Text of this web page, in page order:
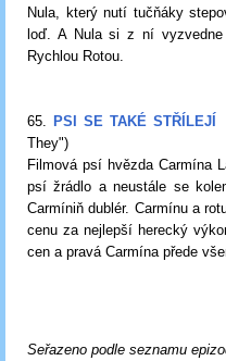
Nula, který nutí tučňáky
loď. A Nula si z ní
Rychlou Rotou.
65. PSI SE TAKÉ
They")
Filmová psí hvězda Carmína
psí žrádlo a neustále se
Carmíniň dublér. Carmínu a
cenu za nejlepší herecký
cen a pravá Carmína přede
Seřazeno podle seznamu